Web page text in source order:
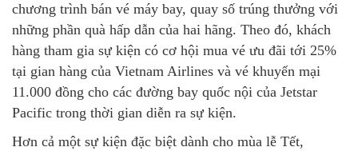
chương trình bán vé máy bay, quay số trúng thưởng với
những phần quà hấp dẫn của hai hãng. Theo đó, khách
hàng tham gia sự kiện có cơ hội mua vé ưu đãi tới 25%
tại gian hàng của Vietnam Airlines và vé khuyến mại
11.000 đồng cho các đường bay quốc nội của Jetstar
Pacific trong thời gian diễn ra sự kiện.
Hơn cả một sự kiện đặc biệt dành cho mùa lễ Tết,